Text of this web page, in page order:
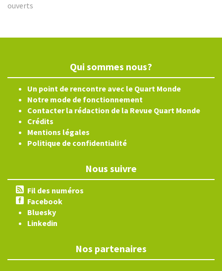
ouverts
Qui sommes nous?
Un point de rencontre avec le Quart Monde
Notre mode de fonctionnement
Contacter la rédaction de la Revue Quart Monde
Crédits
Mentions légales
Politique de confidentialité
Nous suivre
Fil des numéros
Facebook
Bluesky
Linkedin
Nos partenaires